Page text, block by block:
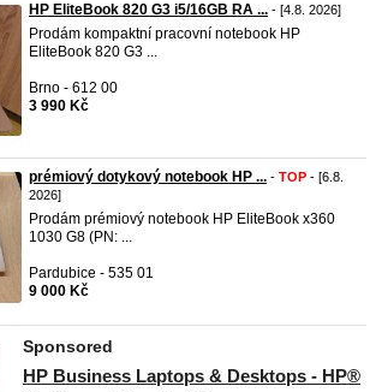
HP EliteBook 820 G3 i5/16GB RA ... - [4.8. 2026]
Prodám kompaktní pracovní notebook HP
EliteBook 820 G3 ...
Brno - 612 00
3 990 Kč
prémiový dotykový notebook HP ... - TOP - [6.8.
2026]
Prodám prémiový notebook HP EliteBook x360
1030 G8 (PN: ...
Pardubice - 535 01
9 000 Kč